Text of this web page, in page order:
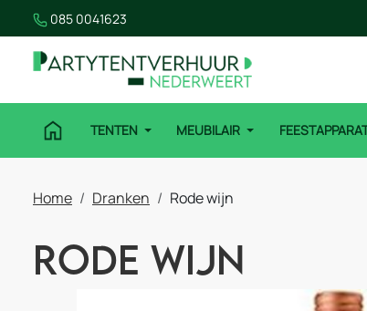
085 0041623
TENTEN MEUBILAIR
Home Dranken Rode wijn
Rode wijn